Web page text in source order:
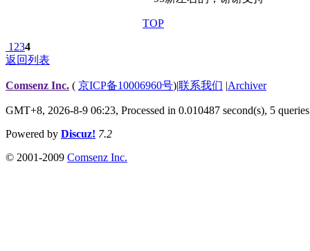
TOP
1 234
返回列表
Comsenz Inc. ( 京ICP备10006960号)|联系我们 |Archiver
GMT+8, 2026-8-9 06:23, Processed in 0.010487 second(s), 5 queries
Powered by Discuz! 7.2
© 2001-2009 Comsenz Inc.